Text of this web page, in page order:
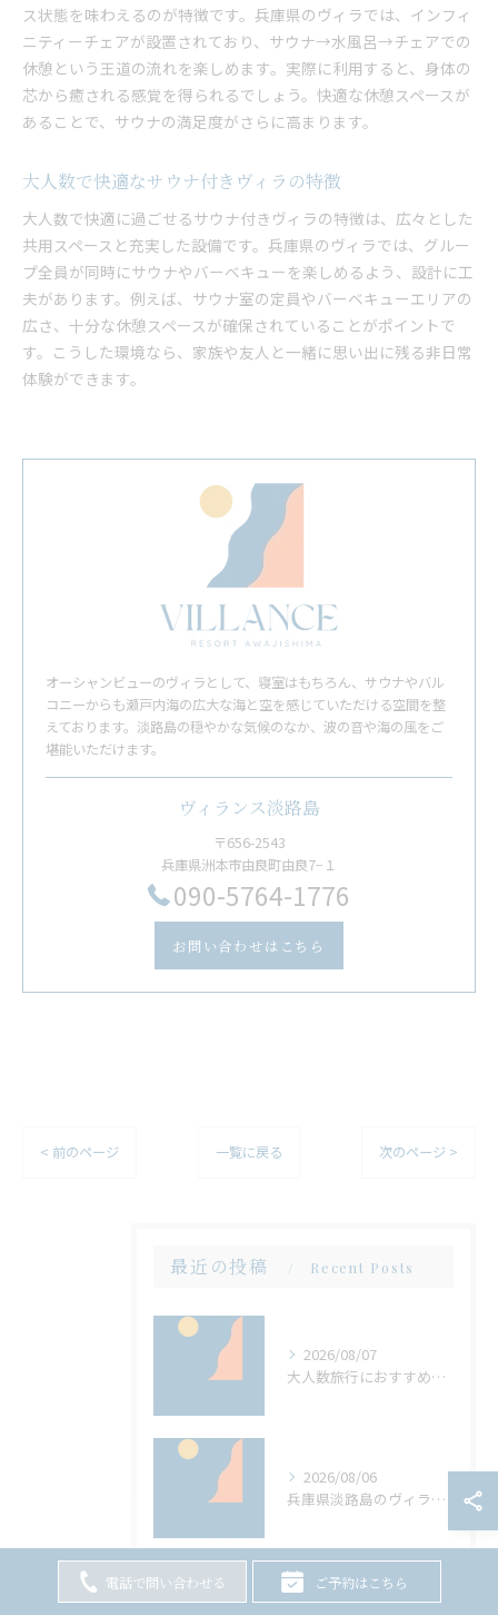
ス状態を味わえるのが特徴です。兵庫県のヴィラでは、インフィ
ニティーチェアが設置されており、サウナ→水風呂→チェアでの
休憩という王道の流れを楽しめます。実際に利用すると、身体の
芯から癒される感覚を得られるでしょう。快適な休憩スペースが
あることで、サウナの満足度がさらに高まります。
大人数で快適なサウナ付きヴィラの特徴
大人数で快適に過ごせるサウナ付きヴィラの特徴は、広々とした
共用スペースと充実した設備です。兵庫県のヴィラでは、グルー
プ全員が同時にサウナやバーベキューを楽しめるよう、設計に工
夫があります。例えば、サウナ室の定員やバーベキューエリアの
広さ、十分な休憩スペースが確保されていることがポイントで
す。こうした環境なら、家族や友人と一緒に思い出に残る非日常
体験ができます。
オーシャンビューのヴィラとして、寝室はもちろん、サウナやバル
コニーからも瀬戸内海の広大な海と空を感じていただける空間を整
えております。淡路島の穏やかな気候のなか、波の音や海の風をご
堪能いただけます。
ヴィランス淡路島
〒656-2543
兵庫県洲本市由良町由良7−１
​090-5764-1776
お問い合わせはこちら
< 前のページ 一覧に戻る 次のページ >
最近の投稿 Recent Posts
2026/08/07
大人数旅行におすすめ兵庫県淡路島のサウナもバーベキューも楽しめるヴィラの選び方
2026/08/06
兵庫県淡路島のヴィラでサウナと大人数バーベキューを両立する方法
2026/08/05
電話で問い合わせる ご予約はこちら